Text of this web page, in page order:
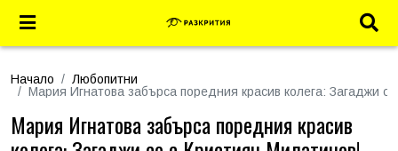
Начало
Любопитни
Мария Игнатова забърса поредния красив колега: Загаджи
Мария Игнатова забърса поредния красив